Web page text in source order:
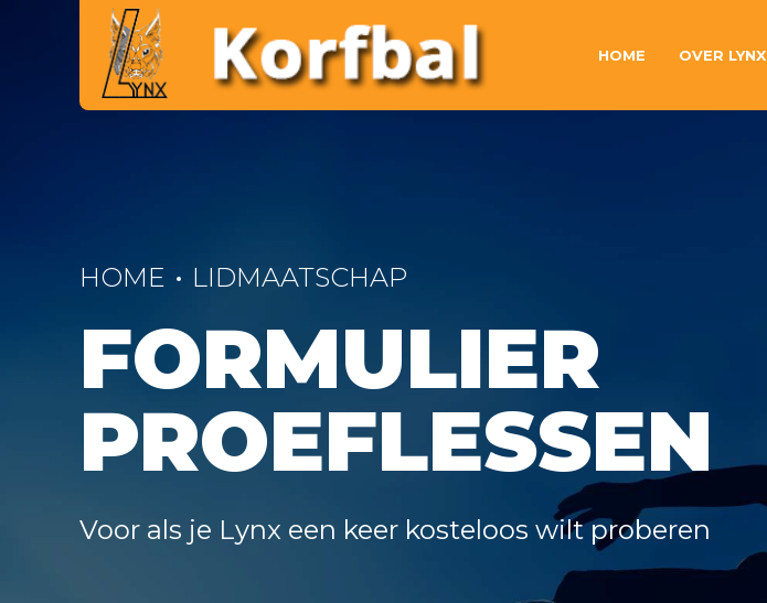
HOME OVER LYNX
HOME LIDMAATSCHAP
FORMULIER
PROEFLESSEN
Voor als je Lynx een keer kosteloos wilt proberen